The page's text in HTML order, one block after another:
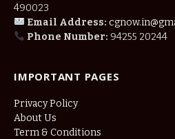
490023
Email Address:
Phone Number: 94255 20244
IMPORTANT PAGES
Privacy Policy
About Us
Term & Conditions